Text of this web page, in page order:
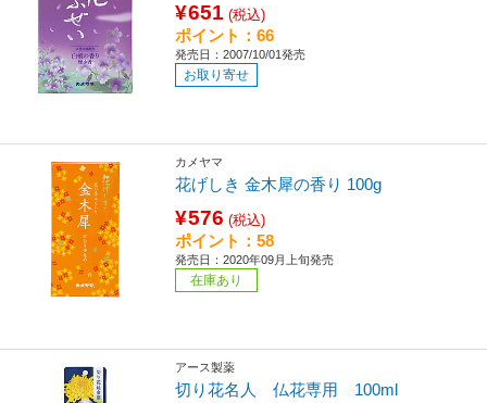
¥651 (税込)
ポイント：66
発売日：2007/10/01発売
お取り寄せ
カメヤマ
花げしき 金木犀の香り 100g
¥576 (税込)
ポイント：58
発売日：2020年09月上旬発売
在庫あり
アース製薬
切り花名人 仏花専用 100ml